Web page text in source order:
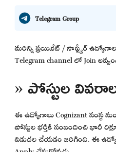
Telegram Group
మరిన్ని ప్రయివేట్ / సాఫ్ట్వేర్
Telegram channel లో Join
» పోస్టుల
ఈ ఉద్యోగాలు Cognizant సంస్థ
పోస్టుల భర్తీకి సంబందించి భారీ
విడుదల చేయడం జరిగింది. ఈ